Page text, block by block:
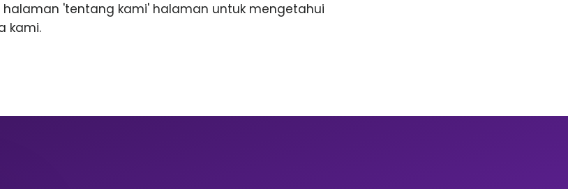
'tentang kami' halaman untuk mengetahui
kami.